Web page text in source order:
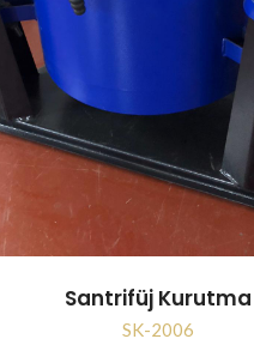
Santrifüj Kurutma
SK-2006